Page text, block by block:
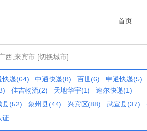
首页
西,来宾市 [切换城市]
快递(64) 中通快递(8) 百世(6)
申通快递(5)
佳吉物流(2) 天地华宇(1)
速尔快递(1)
县(52) 象州县(44) 兴宾区(88) 武宣县(37)
证